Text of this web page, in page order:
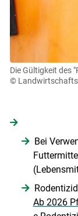
Die Gültigkeit des
©
Bei
Ab 2026